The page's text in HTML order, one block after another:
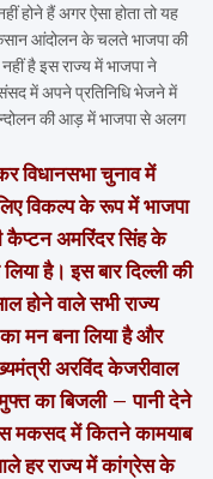
होने हैं अगर ऐसा होता तो यह
आंदोलन के चलते भाजपा की
है इस राज्य में भाजपा ने
में अपने प्रतिनिधि भेजने में
की आड़ में भाजपा से अलग
विधानसभा चुनाव में
विकल्प के रूप में भाजपा
कैप्टन अमरिंदर सिंह के
है। इस बार दिल्ली की
होने वाले सभी राज्य
मन बना लिया है और
अरविंद केजरीवाल
का बिजली – पानी देने
मकसद में कितने कामयाब
हर राज्य में कांग्रेस के